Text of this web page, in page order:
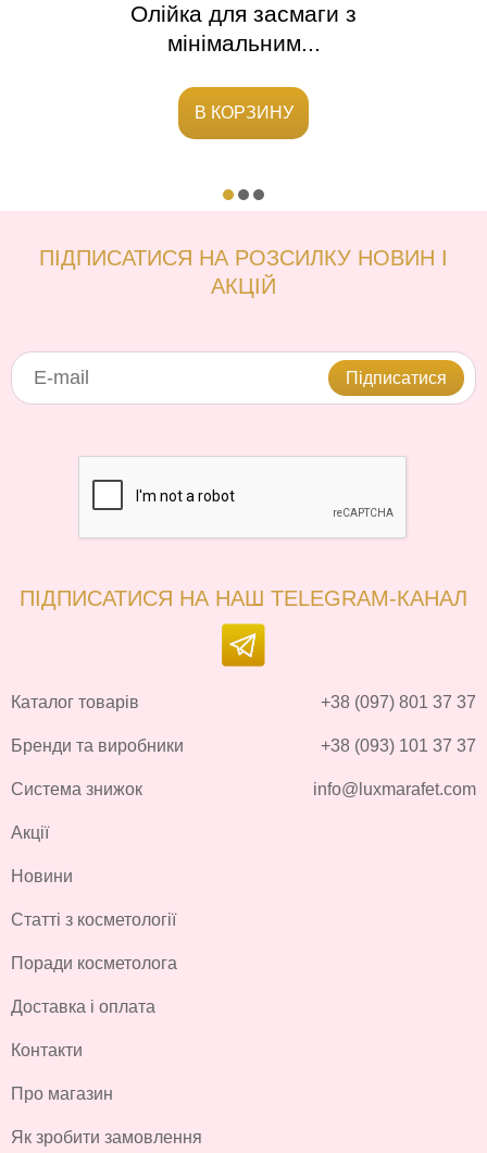
Олійка для засмаги з
мінімальним...
В КОРЗИНУ
ПІДПИСАТИСЯ НА РОЗСИЛКУ НОВИН І
АКЦІЙ
Підписатися
ПІДПИСАТИСЯ НА НАШ TELEGRAM-КАНАЛ
Каталог товарів
Бренди та виробники
Система знижок
Акції
Новини
Статті з косметології
Поради косметолога
Доставка і оплата
Контакти
Про магазин
Як зробити замовлення
+38 (097) 801 37 37
+38 (093) 101 37 37
info@luxmarafet.com